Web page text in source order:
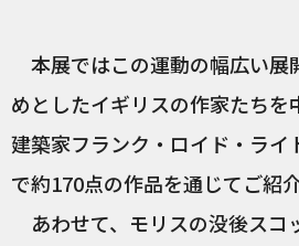
本展ではこの運動の幅広い展
めとしたイギリスの作家たちを
建築家フランク・ロイド・ライ
で約170点の作品を通じてご紹介
あわせて、モリスの没後スコ